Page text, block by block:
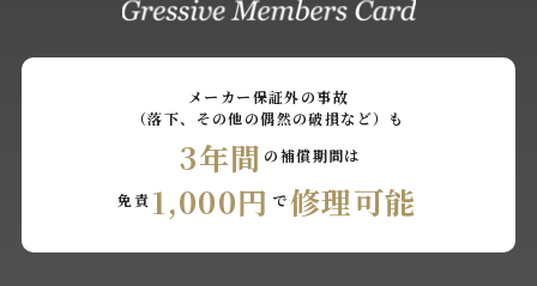
メーカー保証外の事故
（落下、その他の偶然の破損など）も
3年間 の補償期間は
免責 1,000円 で修理可能